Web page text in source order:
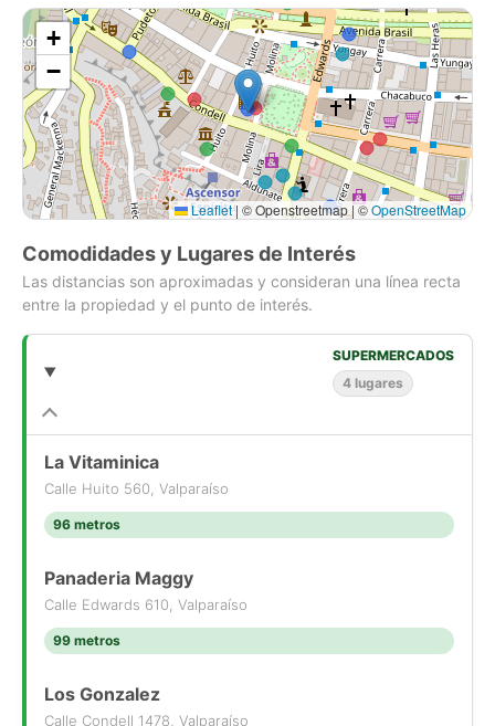
+
−
Leaflet | © Openstreetmap | ©OpenStreetMap
Comodidades y Lugares de Interés
Las distancias son aproximadas y consideran una línea recta
entre la propiedad y el punto de interés.
SUPERMERCADOS
4 lugares
La Vitaminica
Calle Huito 560, Valparaíso
96 metros
Panaderia Maggy
Calle Edwards 610, Valparaíso
99 metros
Los Gonzalez
Calle Condell 1478, Valparaíso